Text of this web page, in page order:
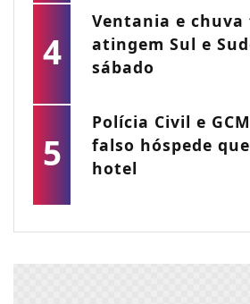
4
Ventania e
atingem Sul e
sábado
5
Polícia Civil e
falso hóspede
hotel